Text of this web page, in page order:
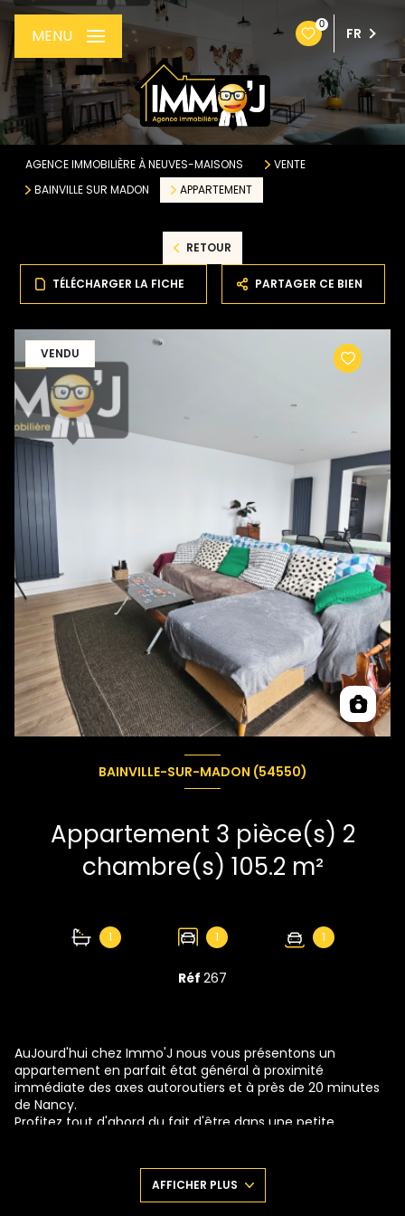
0
FR
MENU
AGENCE IMMOBILIÈRE À NEUVES-MAISONS
VENTE
BAINVILLE SUR MADON
APPARTEMENT
RETOUR
TÉLÉCHARGER LA FICHE PARTAGER CE BIEN
VENDU
BAINVILLE-SUR-MADON (54550)
Appartement 3 pièce(s) 2
chambre(s) 105.2 m²
1 1 1
Réf 267
AuJourd'hui chez Immo'J nous vous présentons un
appartement en parfait état général à proximité
immédiate des axes autoroutiers et à près de 20 minutes
de Nancy.
Profitez tout d'abord du fait d'être dans une petite
complètement privative qui vous évitera tout espace
"commun". Je vous invite à me suivre par la belle entrée,
spacieuse et lumineuse qui desservira à gauche, une
AFFICHER PLUS